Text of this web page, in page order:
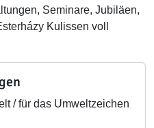
Seminare, Jubiläen,
Kulissen voll
/ für das Umweltzeichen